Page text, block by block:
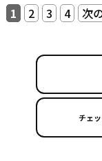
1
2 3 4 次